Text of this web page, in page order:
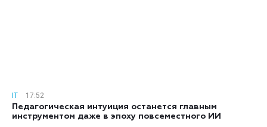
IT
17:52
Педагогическая интуиция останется главным
инструментом даже в эпоху повсеместного ИИ